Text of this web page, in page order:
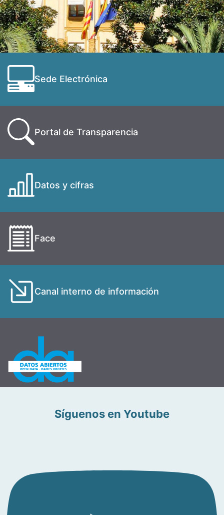
Sede Electrónica
Portal de Transparencia
Datos y cifras
Face
Canal interno de información
Síguenos en Youtube